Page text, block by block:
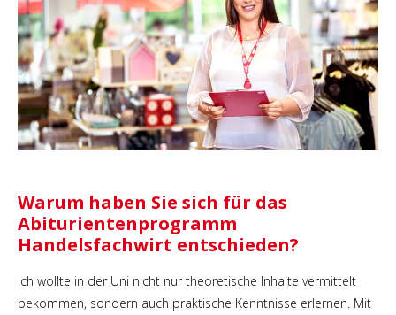
Warum haben Sie sich für das
Abiturientenprogramm
Handelsfachwirt entschieden?
Ich wollte in der Uni nicht nur theoretische Inhalte vermittelt
bekommen, sondern auch praktische Kenntnisse erlernen. Mit